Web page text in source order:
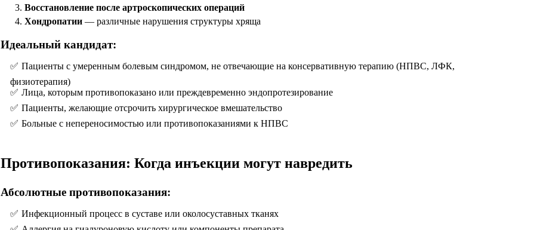
Восстановление после артроскопических операций
Хондропатии — различные нарушения структуры хряща
Идеальный кандидат:
Пациенты с умеренным болевым синдромом, не отвечающие на консервативную терапию (НПВС, ЛФК,
физиотерапия)
Лица, которым противопоказано или преждевременно эндопротезирование
Пациенты, желающие отсрочить хирургическое вмешательство
Больные с непереносимостью или противопоказаниями к НПВС
Противопоказания: Когда инъекции могут навредить
Абсолютные противопоказания:
Инфекционный процесс в суставе или околосуставных тканях